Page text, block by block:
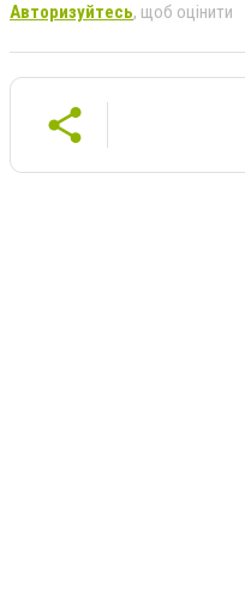
Авторизуйтесь, щоб оцінити